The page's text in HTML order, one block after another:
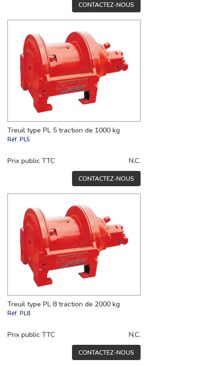
CONTACTEZ-NOUS
Treuil type PL 5 traction de 1000 kg
Réf. PL5
Prix public TTC N.C.
CONTACTEZ-NOUS
Treuil type PL 8 traction de 2000 kg
Réf. PL8
Prix public TTC N.C.
CONTACTEZ-NOUS